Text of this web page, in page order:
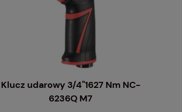
Klucz udarowy 3/4"1627 Nm NC-
6236Q M7